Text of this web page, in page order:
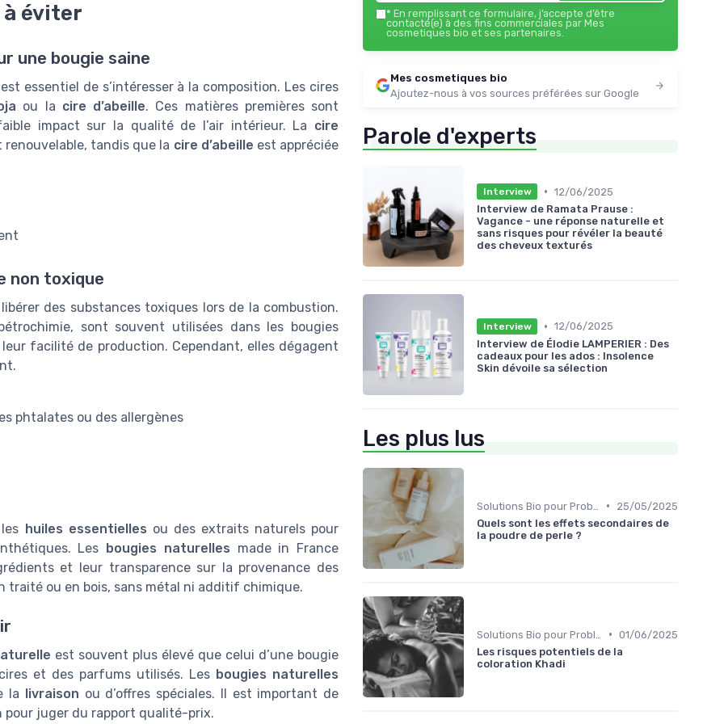
éviter
une bougie saine
essentiel de s’intéresser à la composition. Les cires
ou la cire d’abeille. Ces matières premières sont
impact sur la qualité de l’air intérieur. La cire
tandis que la cire d’abeille est appréciée
non toxique
des substances toxiques lors de la combustion.
sont souvent utilisées dans les bougies
facilité de production. Cependant, elles dégagent
phtalates ou des allergènes
huiles essentielles ou des extraits naturels pour
Les bougies naturelles made in France
et leur transparence sur la provenance des
traité ou en bois, sans métal ni additif chimique.
est souvent plus élevé que celui d’une bougie
et des parfums utilisés. Les bougies naturelles
la livraison ou d’offres spéciales. Il est important de
juger du rapport qualité-prix.
* En remplissant ce formulaire, j’accepte d’être
contacté(e) à des fins commerciales par Mes
cosmetiques bio et ses partenaires.
Mes cosmetiques bio
Ajoutez-nous à vos sources préférées sur Google
Parole d'experts
Interview • 12/06/2025
Interview de Ramata Prause :
Vagance - une réponse naturelle et
sans risques pour révéler la beauté
des cheveux texturés
Interview • 12/06/2025
Interview de Élodie LAMPERIER : Des
cadeaux pour les ados : Insolence
Skin dévoile sa sélection
Les plus lus
•
25/05/2025
Quels sont les effets secondaires de
la poudre de perle ?
• 01/06/2025
Les risques potentiels de la
coloration Khadi